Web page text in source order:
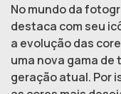
No mundo da
destaca com seu
a evolução das
uma nova gama
geração atual. Por